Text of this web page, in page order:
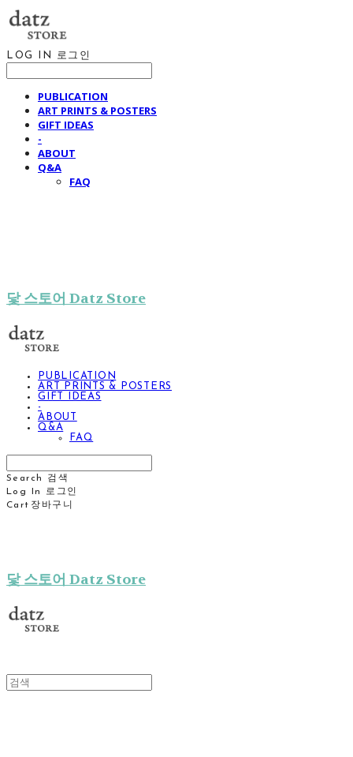
LOG IN 로그인
PUBLICATION
ART PRINTS & POSTERS
GIFT IDEAS
-
ABOUT
Q&A
FAQ
닻 스토어 Datz Store
PUBLICATION
ART PRINTS & POSTERS
GIFT IDEAS
-
ABOUT
Q&A
FAQ
Search
검색
Log In
로그인
Cart 장바구니
닻 스토어 Datz Store